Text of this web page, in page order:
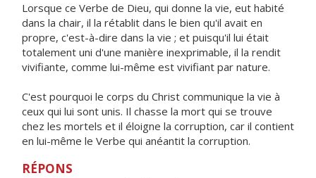
Lorsque ce Verbe de Dieu, qui donne la vie, eut habité
dans la chair, il la rétablit dans le bien qu'il avait en
propre, c'est-à-dire dans la vie ; et puisqu'il lui était
totalement uni d'une manière inexprimable, il la rendit
vivifiante, comme lui-même est vivifiant par nature.
C'est pourquoi le corps du Christ communique la vie à
ceux qui lui sont unis. Il chasse la mort qui se trouve
chez les mortels et il éloigne la corruption, car il contient
en lui-même le Verbe qui anéantit la corruption.
RÉPONS